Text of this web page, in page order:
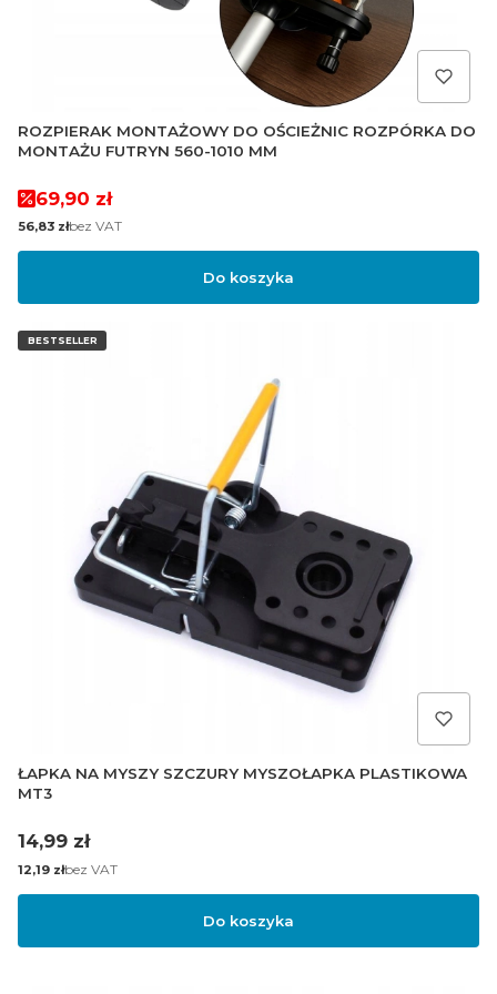
ROZPIERAK MONTAŻOWY DO OŚCIEŻNIC ROZPÓRKA DO
MONTAŻU FUTRYN 560-1010 MM
Cena promocyjna
69,90 zł
Cena
56,83 złbez VAT
Do koszyka
BESTSELLER
ŁAPKA NA MYSZY SZCZURY MYSZOŁAPKA PLASTIKOWA
MT3
Cena
14,99 zł
Cena
12,19 złbez VAT
Do koszyka